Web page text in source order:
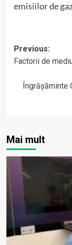
emisiilor de
Post
Previous:
Factorii de
Îngrășăminte
Mai mult